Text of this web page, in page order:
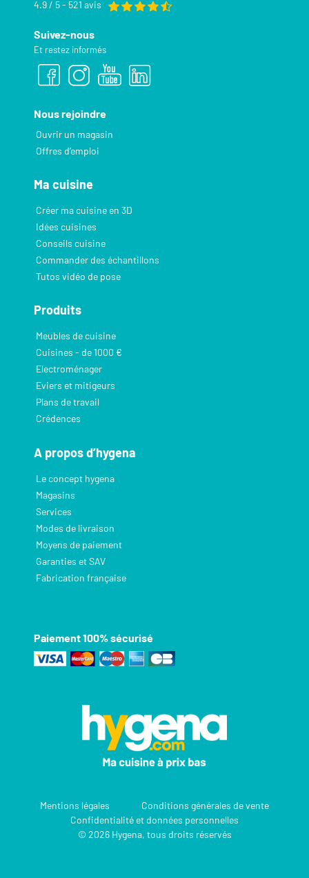
4.9 / 5 - 521 avis
Suivez-nous
Et restez informés
Nous rejoindre
Ouvrir un magasin
Offres d’emploi
Ma cuisine
Créer ma cuisine en 3D
Idées cuisines
Conseils cuisine
Commander des échantillons
Tutos vidéo de pose
Produits
Meubles de cuisine
Cuisines - de 1000 €
Electroménager
Eviers et mitigeurs
Plans de travail
Crédences
A propos d’hygena
Le concept hygena
Magasins
Services
Modes de livraison
Moyens de paiement
Garanties et SAV
Fabrication française
Paiement 100% sécurisé
Mentions légales
Conditions générales de vente
Confidentialité et données personnelles
© 2026 Hygena, tous droits réservés